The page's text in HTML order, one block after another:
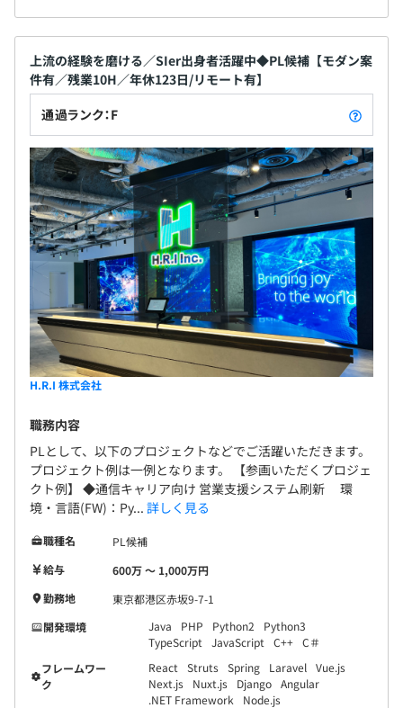
上流の経験を磨ける／SIer出身者活躍中◆PL候補【モダン案
件有／残業10H／年休123日/リモート有】
通過ランク：F
H.R.I 株式会社
職務内容
PLとして、以下のプロジェクトなどでご活躍いただきます。
プロジェクト例は一例となります。 【参画いただくプロジェ
クト例】 ◆通信キャリア向け 営業支援システム刷新 環
境・言語(FW)：Py... 詳しく見る
職種名
PL候補
給与
600万 〜 1,000万円
勤務地
東京都港区赤坂9-7-1
開発環境
Java PHP Python2
Python3
TypeScript
JavaScript C++ C＃
フレームワー
ク
React Struts Spring Laravel Vue.js
Next.js
Nuxt.js Django Angular
.NET Framework
Node.js